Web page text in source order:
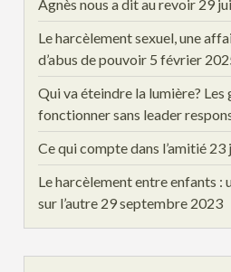
Agnès nous a dit au revoir 29
Le harcèlement sexuel, une
d’abus de pouvoir 5 février
Qui va éteindre la lumière?
fonctionner sans leader
Ce qui compte dans l’amitié 23
Le harcèlement entre enfants :
sur l’autre 29 septembre 2023